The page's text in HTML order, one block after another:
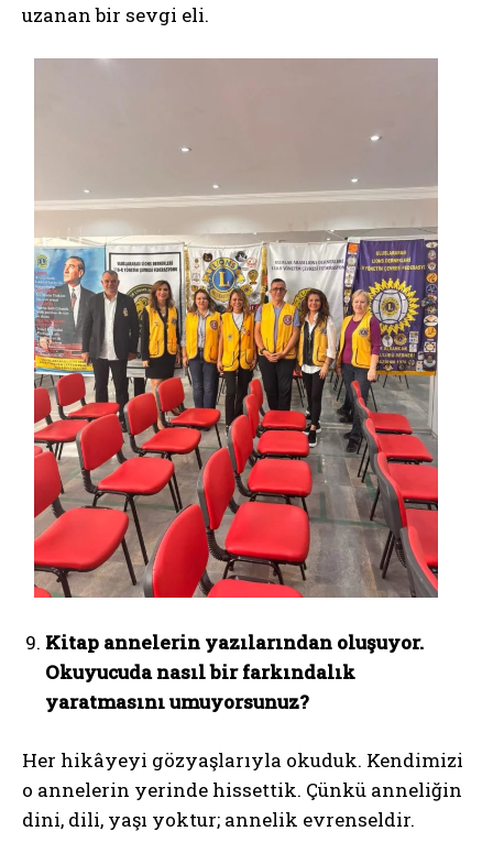
uzanan bir sevgi eli.
Kitap annelerin yazılarından oluşuyor.
Okuyucuda nasıl bir farkındalık
yaratmasını umuyorsunuz?
Her hikâyeyi gözyaşlarıyla okuduk. Kendimizi
o annelerin yerinde hissettik. Çünkü anneliğin
dini, dili, yaşı yoktur; annelik evrenseldir.